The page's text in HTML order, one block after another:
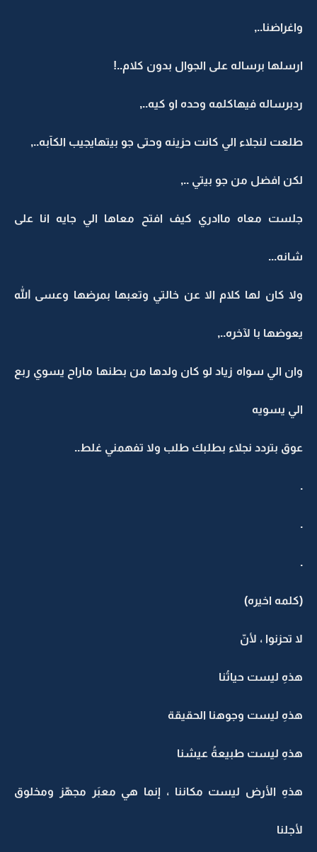
واغراضنا..,
ارسلها برساله على الجوال بدون كلام..!
ردبرساله فيهاكلمه وحده او كيه..,
طلعت لنجلاء الي كانت حزينه وحتى جو بيتهايجيب الكآبه..,
لكن افضل من جو بيتي ..,
جلست معاه ماادري كيف افتح معاها الي جايه انا على
شانه...
ولا كان لها كلام الا عن خالتي وتعبها بمرضها وعسى الله
يعوضها با لآخره..,
وان الي سواه زياد لو كان ولدها من بطنها ماراح يسوي ربع
الي يسويه
عوق بتردد نجلاء بطلبك طلب ولا تفهمني غلط..
.
.
.
(كلمه اخيره)
لا تحزنوا ، لأنّ
هذهِ ليست حياتُنا
هذهِ ليست وجوهنا الحقيقة
هذهِ ليست طبيعةُ عيشنا
هذهِ الأرض ليست مكاننا ، إنما هي معبَر مجهّز ومخلوق
لأجلنا